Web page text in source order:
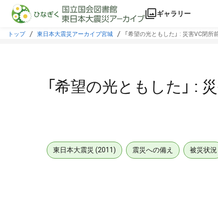
本文に飛ぶ
ギャラリー
トップ 東日本大震災アーカイブ宮城 「希望の光ともした」 : 災害VC閉所
「希望の光ともした」 :
東日本大震災 (2011) 震災への備え 被災状況